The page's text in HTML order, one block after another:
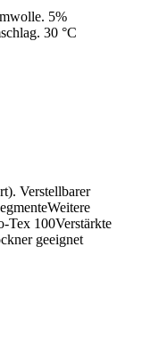
5%
30 °C
Verstellbarer
Tex 100Verstärkte
geeignet